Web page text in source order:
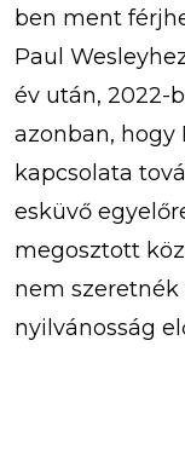
ben ment
Paul
év után, 2022-
azonban, hogy
kapcsolata
esküvő
megosztott
nem
nyilvánosság